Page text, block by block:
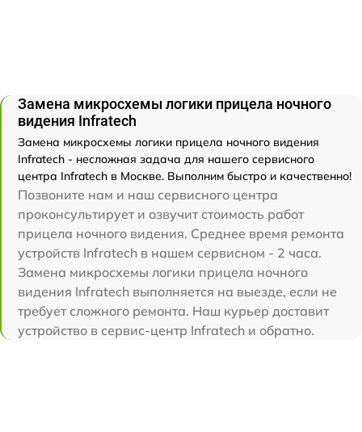
Замена микросхемы логики прицела ночного
видения Infratech
Замена микросхемы логики прицела ночного видения
Infratech - несложная задача для нашего сервисного
центра Infratech в Москве. Выполним быстро и качественно!
Позвоните нам и наш сервисного центра
проконсультирует и озвучит стоимость работ
прицела ночного видения. Среднее время ремонта
устройств Infratech в нашем сервисном - 2 часа.
Замена микросхемы логики прицела ночного
видения Infratech выполняется на выезде, если не
требует сложного ремонта. Наш курьер доставит
устройство в сервис-центр Infratech и обратно.